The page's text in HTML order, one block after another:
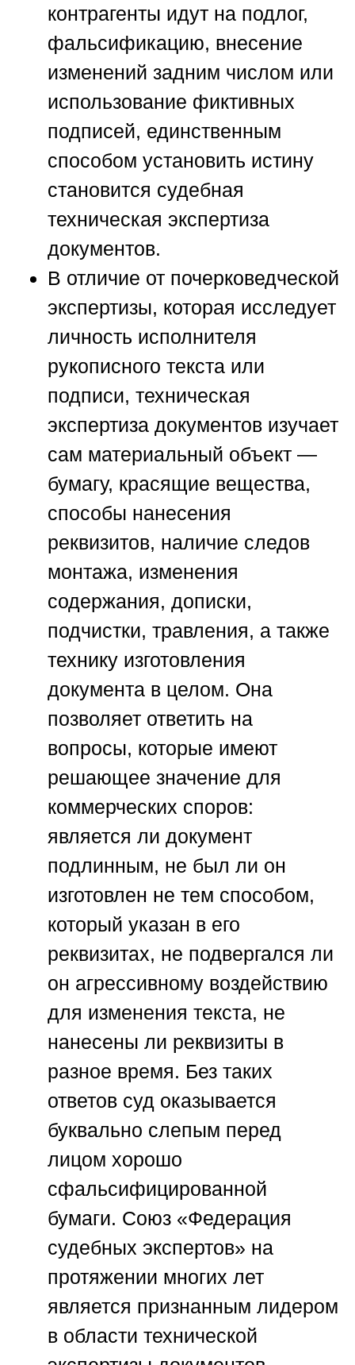
контрагенты идут на подлог,
фальсификацию, внесение
изменений задним числом или
использование фиктивных
подписей, единственным
способом установить истину
становится судебная
техническая экспертиза
документов.
В отличие от почерковедческой
экспертизы, которая исследует
личность исполнителя
рукописного текста или
подписи, техническая
экспертиза документов изучает
сам материальный объект —
бумагу, красящие вещества,
способы нанесения
реквизитов, наличие следов
монтажа, изменения
содержания, дописки,
подчистки, травления, а также
технику изготовления
документа в целом. Она
позволяет ответить на
вопросы, которые имеют
решающее значение для
коммерческих споров:
является ли документ
подлинным, не был ли он
изготовлен не тем способом,
который указан в его
реквизитах, не подвергался ли
он агрессивному воздействию
для изменения текста, не
нанесены ли реквизиты в
разное время. Без таких
ответов суд оказывается
буквально слепым перед
лицом хорошо
сфальсифицированной
бумаги. Союз «Федерация
судебных экспертов» на
протяжении многих лет
является признанным лидером
в области технической